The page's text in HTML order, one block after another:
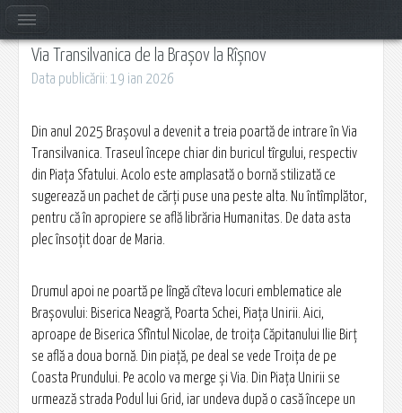
Via Transilvanica de la Brașov la Rîșnov
Data publicării: 19 ian 2026
Din anul 2025 Brașovul a devenit a treia poartă de intrare în Via
Transilvanica. Traseul începe chiar din buricul tîrgului, respectiv
din Piața Sfatului. Acolo este amplasată o bornă stilizată ce
sugerează un pachet de cărți puse una peste alta. Nu întîmplător,
pentru că în apropiere se află librăria Humanitas. De data asta
plec însoțit doar de Maria.
Drumul apoi ne poartă pe lîngă cîteva locuri emblematice ale
Brașovului: Biserica Neagră, Poarta Schei, Piața Unirii. Aici,
aproape de Biserica Sfîntul Nicolae, de troița Căpitanului Ilie Birț
se află a doua bornă. Din piață, pe deal se vede Troița de pe
Coasta Prundului. Pe acolo va merge și Via. Din Piața Unirii se
urmează strada Podul lui Grid, iar undeva după o casă începe un